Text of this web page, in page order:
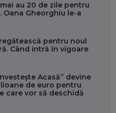
CA SĂ FII MAI BUN LA JOB. ȘI CUM
ÎN URMĂTORII ANI
AL KULTH: CUM
CA SĂ ÎȚI DESCHIZI DRUMUL
SENTINEL: CUM ÎȚI PROTEJEZI
au 20 de zile pentru
Oana Gheorghiu le-a
pentru noul
Când intră în vigoare
Acasă” devine
de euro pentru
care vor să deschidă